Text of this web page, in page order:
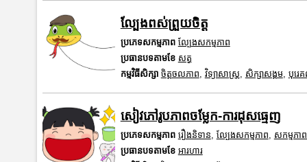
ល្បែងពស់ព្រួយចិត្ត
ប្រភេទសកម្មភាព ល្បែងសកម្មភាព
ប្រធានបទតាមខែ សត្វ
កម្មវិធីសិក្សា ចិត្តចលភាព វិទ្យាសាស្រ្ត សិក្សាសង្គម, បុរេ
សៀវភៅរូបភាពចម្លែក-ការដុសធ្មេញ
ប្រភេទសកម្មភាព រឿងនិទាន ល្បែងសកម្មភាព
សកម្មភា
ប្រធានបទតាមខែ អារហារ